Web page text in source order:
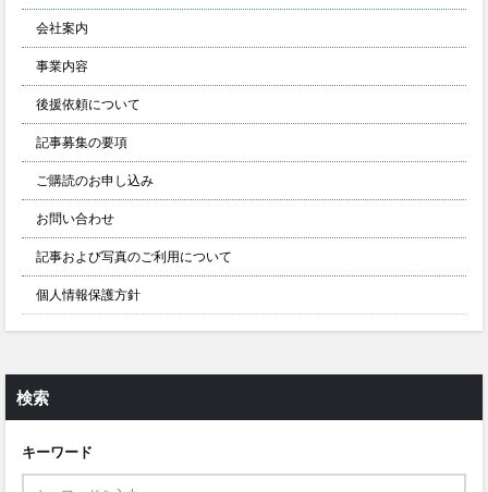
会社案内
事業内容
後援依頼について
記事募集の要項
ご購読のお申し込み
お問い合わせ
記事および写真のご利用について
個人情報保護方針
検索
キーワード